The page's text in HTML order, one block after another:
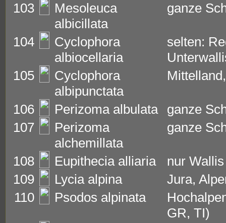
103
Mesoleuca
albicillata
ganze
104
Cyclophora
albiocellaria
selten:
105
Cyclophora
albipunctata
106 Perizoma albulata
ganze
107
Perizoma
alchemillata
ganze
108 Eupithecia alliaria
nur Wallis
109
Lycia alpina
Jura,
110
Psodos alpinata
GR, TI)